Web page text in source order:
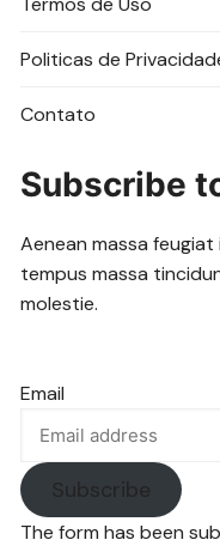
Politicas de
Contato
Subscribe
Aenean massa
tempus massa
molestie.
Email
Subscribe
The form has been